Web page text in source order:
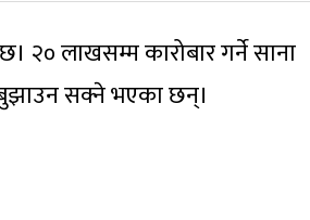
२० लाखसम्म कारोबार गर्ने साना
सक्ने भएका छन्।